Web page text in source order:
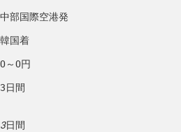
中部国際空港発
韓国着
0～0円
3日間
3日間